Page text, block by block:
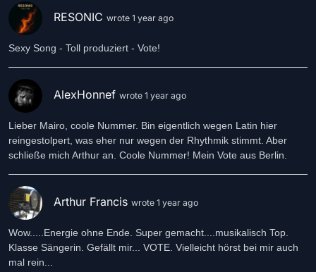
RESONIC wrote 1 year ago
Sexy Song - Toll produziert - Vote!
AlexHonnef wrote 1 year ago
Lieber Mairo, coole Nummer. Bin eigentlich wegen Latin hier
reingestolpert, was eher nur wegen der Rhythmik stimmt. Aber
schließe mich Arthur an. Coole Nummer! Mein Vote aus Berlin.
Arthur Francis wrote 1 year ago
Wow.....Energie ohne Ende. Super gemacht....musikalisch Top.
Klasse Sängerin. Gefällt mir... VOTE. Vielleicht hörst bei mir auch
mal rein...